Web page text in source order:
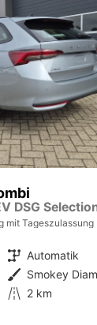
mit Tageszulassung
Getriebe Automatik
Außenfarbe
Kilometerstand 2 km